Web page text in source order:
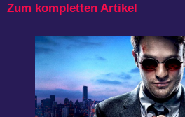
Zum kompletten Artikel